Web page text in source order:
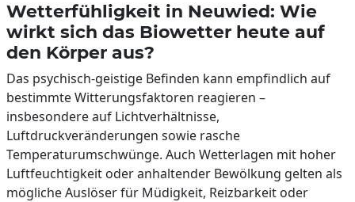
Wetterfühligkeit in Neuwied: Wie
wirkt sich das Biowetter heute auf
den Körper aus?
Das psychisch-geistige Befinden kann empfindlich auf
bestimmte Witterungsfaktoren reagieren –
insbesondere auf Lichtverhältnisse,
Luftdruckveränderungen sowie rasche
Temperaturumschwünge. Auch Wetterlagen mit hoher
Luftfeuchtigkeit oder anhaltender Bewölkung gelten als
mögliche Auslöser für Müdigkeit, Reizbarkeit oder